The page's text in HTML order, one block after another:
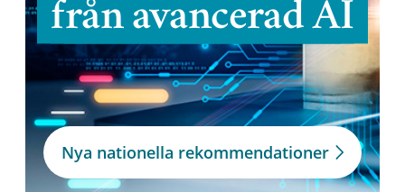
från avancerad AI
Nya nationella rekommendationer